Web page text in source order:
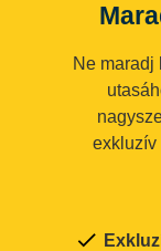
Ne maradj
exkluzív